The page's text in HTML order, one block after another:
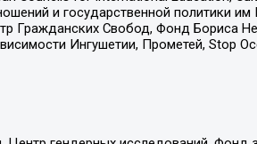
и государственной политики им
Гражданских Свобод, Фонд Бориса
Ингушетии, Прометей, Stop